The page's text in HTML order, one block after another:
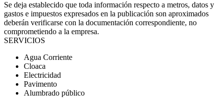
Se deja establecido que toda información respecto a metros, datos y
gastos e impuestos expresados en la publicación son aproximados
deberán verificarse con la documentación correspondiente, no
comprometiendo a la empresa.
SERVICIOS
Agua Corriente
Cloaca
Electricidad
Pavimento
Alumbrado público